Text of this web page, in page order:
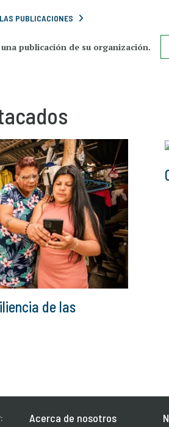
PUBLICACIONES
publicación de su organización.
de las
Acerca de nosotros